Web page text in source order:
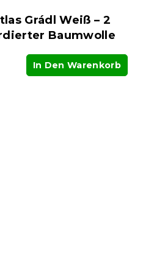
Grádl Weiß – 2
Baumwolle
In Den Warenkorb